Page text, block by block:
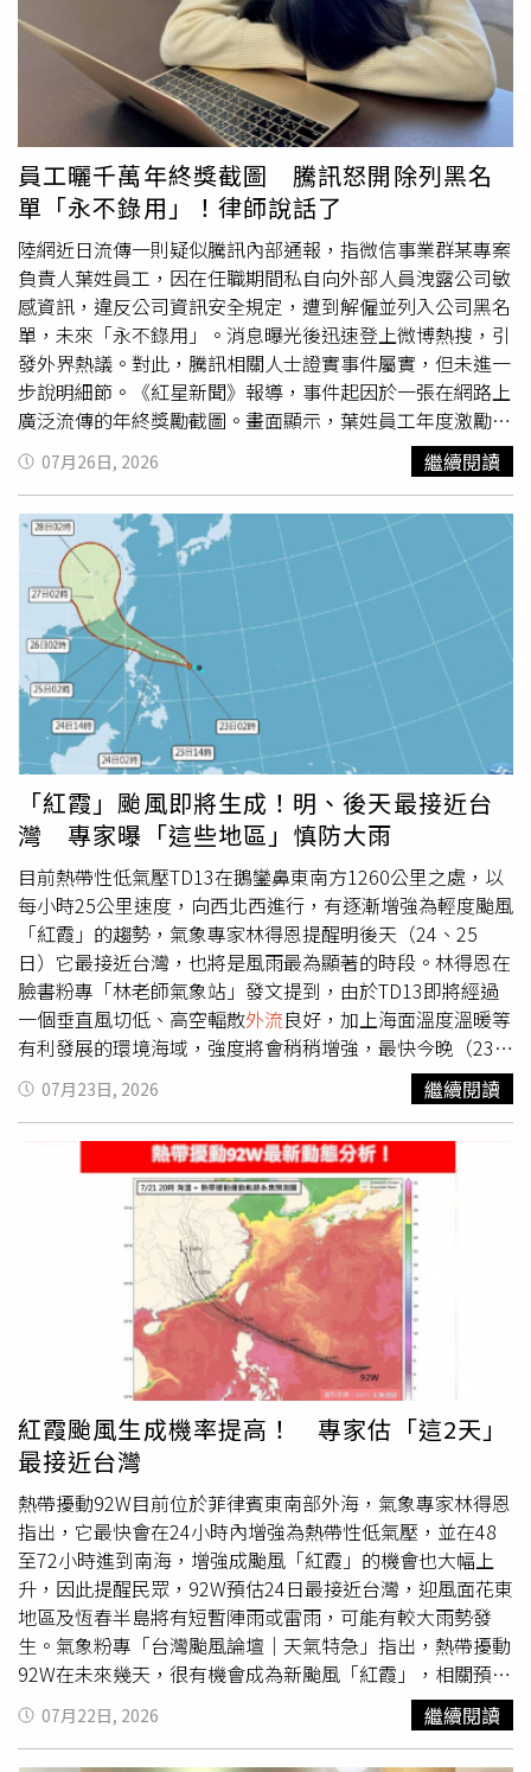
起事件，讓兩人相當驚恐，因此發文表示：「求助！巡演結
束後打開監控，發現連續兩天被陌生人按家門密碼，這種情
況該怎麼辦？？好害怕。」希望透過公開畫面提醒大家，也
盼望有網友能協助辨識可疑人士。By2返家查看監視器，驚
見陌生男子接連兩天出現在家門口，疑似企圖輸入住家密
碼，引發粉絲擔憂。事件曝光後，引發大批粉絲關注，許多
人第一時間建議By2盡速報警，並將監視器畫面交由警方調
查，同時聯繫社區管理單位或大樓保全，調閱社區監視器及
門禁紀錄，追查可疑人士的進出路線與身分；也有人提醒應
立即更換電子門鎖密碼，必要時提高住家安全措施，甚至考
慮搬遷，以降低遭人鎖定的風險。此外，有眼尖網友比對監
視器畫面後指出，24日與25日現身門口的疑似並非同一名
男子，因此懷疑可能不是單一人士所為，也有人質疑社區門
禁是否出現漏洞，認為一般住宅大樓多需刷卡、門禁或人臉
辨識才能進入，陌生人卻能抵達住家門口，安全管理恐有疏
失。另有部分網友猜測，是否因住家資訊遭不肖人士或黑心
仲介外流，甚至誤將房屋資訊對外出租，才導致陌生人接連
上門試圖開門。不過，上述說法目前都僅是網友推測，截至
目前，By2尚未進一步說明事件後續，也未透露是否已向警
方報案或是否已掌握可疑人士身分。By2曝光住家監視器畫
面，陌生男子疑似反覆嘗試操作電子門鎖，事件曝光後掀起
熱議。
員工曬千萬年終獎截圖 騰訊怒開除列黑名
單「永不錄用」！律師說話了
陸網近日流傳一則疑似騰訊內部通報，指微信事業群某專案
負責人葉姓員工，因在任職期間私自向外部人員洩露公司敏
感資訊，違反公司資訊安全規定，遭到解僱並列入公司黑名
單，未來「永不錄用」。消息曝光後迅速登上微博熱搜，引
發外界熱議。對此，騰訊相關人士證實事件屬實，但未進一
步說明細節。《紅星新聞》報導，事件起因於一張在網路上
廣泛流傳的年終獎勵截圖。畫面顯示，葉姓員工年度激勵總
額約人民幣317萬元（約新台幣1514萬元），其中現金獎金
約82萬元（約新台幣392萬元），股票激勵約235萬元（約
新台幣1122萬元）。隨後又有疑似騰訊內部郵件曝光。內
容指出，葉姓員工任職期間將公司敏感資訊傳送給外部人
士，導致相關內容流傳至外部平台，不僅造成資訊外洩，也
對公司內外形象帶來嚴重負面影響。根據網路流傳的內部通
報，葉姓員工已違反公司「高壓線」管理規範中「資訊安全
違規及洩露機密」條款，內容包括洩露或打探薪資資訊，以
及因故意或不當操作導致公司內部敏感資訊
等情形，因
此遭到解僱並列入黑名單，永久不得再受聘於騰訊。此外，
公司也將依《管理幹部違紀處罰辦法》另行追究相關責任。
針對外界好奇員工薪資資訊是否屬於法律上的商業秘密？長
期研究勞動法的北京市京師律師事務所合夥人王輝指出，商
業秘密須同時具備秘密性、商業價值及已採取保密措施等三
項要件，薪酬資訊是否屬於商業秘密，司法實務並無統一認
定，法院通常會依個案情況判斷。王輝表示，若員工僅向家
人、配偶或少數親友分享個人薪資，通常屬於私人交流範
疇，未必構成洩密，若企業因此直接解僱員工，恐有處分過
重之虞。不過，若員工具有主觀惡意，將薪酬或其他敏感資
訊提供給競爭對手，或透過網路向社會公開散布，導致企業
利益受損，則可能被認定為嚴重違反公司規章制度，用人單
位依法解僱也較可能獲得司法支持。河南澤槿律師事務所主
任付建則持不同看法。他認為，員工個人薪資本身通常不具
商業價值，難以直接認定為商業秘密，但企業可透過勞動契
約或內部管理制度要求員工不得對外洩露薪酬資訊。依規
定，若勞工嚴重違反公司規章制度，雇主得依法解除勞動契
約；至於列入企業「永不錄用」黑名單，屬於企業用工自主
權的一部分，只要未涉及就業歧視等違法情形，一般不會被
07月26日, 2026 繼續閱讀
「紅霞」颱風即將生成！明、後天最接近台
灣 專家曝「這些地區」慎防大雨
目前熱帶性低氣壓TD13在鵝鑾鼻東南方1260公里之處，以
每小時25公里速度，向西北西進行，有逐漸增強為輕度颱風
「紅霞」的趨勢，氣象專家林得恩提醒明後天（24、25
日）它最接近台灣，也將是風雨最為顯著的時段。林得恩在
臉書粉專「林老師氣象站」發文提到，由於TD13即將經過
一個垂直風切低、高空輻散外流良好，加上海面溫度溫暖等
有利發展的環境海域，強度將會稍稍增強，最快今晚（23
日），就會增強為今年第12號颱風「紅霞」。隨後，循環境
駛流場的導引下，向西轉西北方向移動，當進入南海後，強
度還會再增強一些，但最高也就維持在輕颱等級。林得恩表
示跟昨日預報路徑相比較，紅霞的向北分量也有稍稍增加，
評估七級風暴風半徑大概只有120至150公里之間，依照目
前預測的路徑及運動的速度來推算，最快今晚也會跟著發佈
海上颱風警報，但不會發布陸上颱風警報。林得恩指出明後
天（24、25日）是紅霞颱風最接近台灣的時刻，也將是風
雨最為顯著的時段。迎風面的花東地區及恆春半島有局部短
暫陣雨或雷雨，並有較大雨勢發生的機率，基隆北海岸、宜
蘭地區及大臺北山區亦有零星短暫陣雨，而其它地區則維持
為多雲到晴天氣；又因颱風外圍環流背風沉降影響，西半部
需留意在此接近階段的極端高溫出現。林得恩提醒紅霞颱風
過後，並無引進顯著的西南氣流；但，因受到南方雲系跟著
北抬的影響，臺灣東部、東南部及南部仍有局部短暫陣雨或
雷雨，基隆北海岸及東北部地區有零星短暫陣雨，以及，午
後有局部短暫雷陣雨的天氣。
07月23日, 2026 繼續閱讀
紅霞颱風生成機率提高！ 專家估「這2天」
最接近台灣
熱帶擾動92W目前位於菲律賓東南部外海，氣象專家林得恩
指出，它最快會在24小時內增強為熱帶性低氣壓，並在48
至72小時進到南海，增強成颱風「紅霞」的機會也大幅上
升，因此提醒民眾，92W預估24日最接近台灣，迎風面花東
地區及恆春半島將有短暫陣雨或雷雨，可能有較大雨勢發
生。氣象粉專「台灣颱風論壇｜天氣特急」指出，熱帶擾動
92W在未來幾天，很有機會成為新颱風「紅霞」，相關預報
路徑集中在菲律賓到巴士海峽區間，台灣能閃過的機率很
高，但24日、25日是它離台灣最近的時候，屆時花東、高
07月22日, 2026 繼續閱讀